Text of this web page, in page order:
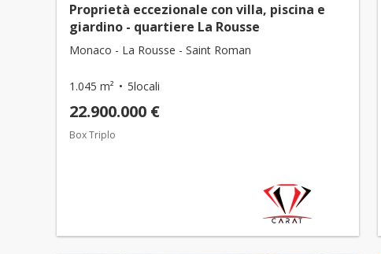
Proprietà eccezionale con villa, piscina e
giardino - quartiere La Rousse
Monaco - La Rousse - Saint Roman
1.045 m² 5locali
22.900.000 €
Box Triplo